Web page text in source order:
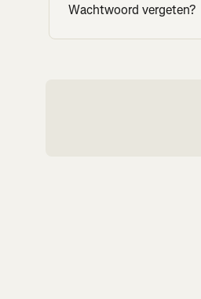
Wachtwoord vergeten?